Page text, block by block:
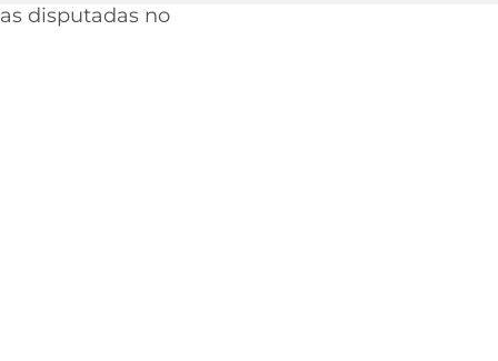
disputadas no